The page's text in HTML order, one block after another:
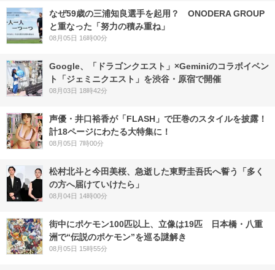
なぜ59歳の三浦知良選手を起用？ ONODERA GROUP
と重なった「努力の積み重ね」
08月05日 16時00分
Google、「ドラゴンクエスト」×Geminiのコラボイベン
ト「ジェミニクエスト」を渋谷・原宿で開催
08月03日 18時42分
声優・井口裕香が「FLASH」で圧巻のスタイルを披露！
計18ページにわたる大特集に！
08月05日 7時00分
松村北斗と今田美桜、急逝した東野圭吾氏へ誓う「多く
の方へ届けていけたら」
08月04日 14時00分
街中にポケモン100匹以上、立像は19匹 日本橋・八重
洲で“伝説のポケモン”を巡る謎解き
08月05日 15時55分